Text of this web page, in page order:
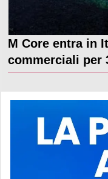
M Core entra in
commerciali per